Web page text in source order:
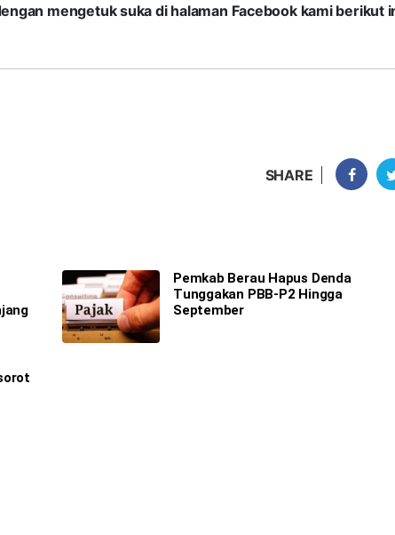
mengetuk suka di halaman Facebook kami berikut
SHARE
Pemkab Berau Hapus Denda
Tunggakan PBB-P2 Hingga
September